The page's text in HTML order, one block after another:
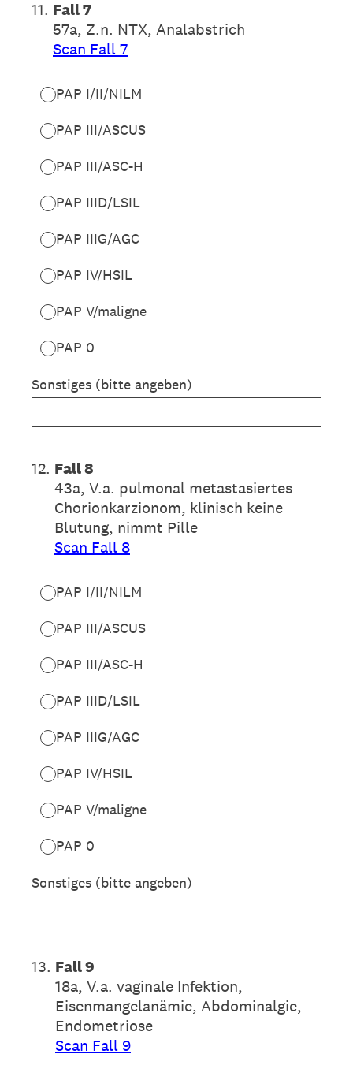
11. Fall 7
57a, Z.n. NTX, Analabstrich
Scan Fall 7
PAP I/II/NILM
PAP III/ASCUS
PAP III/ASC-H
PAP IIID/LSIL
PAP IIIG/AGC
PAP IV/HSIL
PAP V/maligne
PAP 0
Sonstiges (bitte angeben)
12. Fall 8
43a, V.a. pulmonal metastasiertes
Chorionkarzionom, klinisch keine
Blutung, nimmt Pille
Scan Fall 8
PAP I/II/NILM
PAP III/ASCUS
PAP III/ASC-H
PAP IIID/LSIL
PAP IIIG/AGC
PAP IV/HSIL
PAP V/maligne
PAP 0
Sonstiges (bitte angeben)
13. Fall 9
18a, V.a. vaginale Infektion,
Eisenmangelanämie, Abdominalgie,
Endometriose
Scan Fall 9